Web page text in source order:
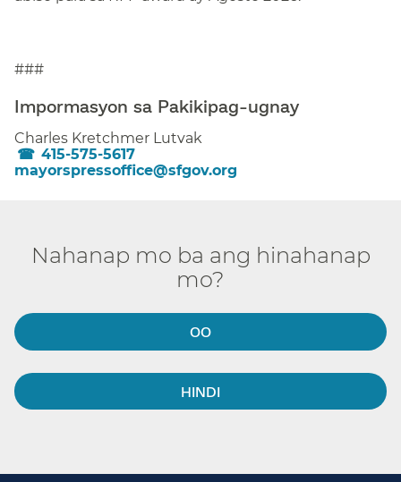
###​​
Impormasyon sa Pakikipag-ugnay​​
Charles Kretchmer Lutvak​​
415-575-5617​​
mayorspressoffice@sfgov.org​​
Nahanap mo ba ang hinahanap
mo?​​
OO​​
HINDI​​